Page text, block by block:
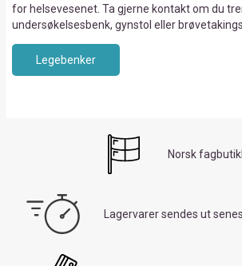
for helsevesenet. Ta gjerne kontakt om du
undersøkelsesbenk, gynstol eller
Legebenker
Norsk
Lagervarer sendes ut